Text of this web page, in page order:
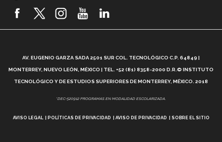
2026! (video)
¿Cómo es el Modelo Educativo Tec? (video)
Vida Tec: Feminismo e Inteligencia Artificial, Paola
AV. EUGENIO GARZA SADA 2501 SUR COL. TECNOLÓGICO C.P. 64849 |
MONTERREY, NUEVO LEÓN, MÉXICO | TEL. +52 (81) 8358-2000 D.R.© INSTITUTO
TECNOLÓGICO Y DE ESTUDIOS SUPERIORES DE MONTERREY, MÉXICO. 2018
*DEC-520912 PROGRAMAS EN MODALIDAD ESCOLARIZADA.
AVISO LEGAL POLÍTICAS DE PRIVACIDAD AVISO DE PRIVACIDAD SOBRE EL SITIO